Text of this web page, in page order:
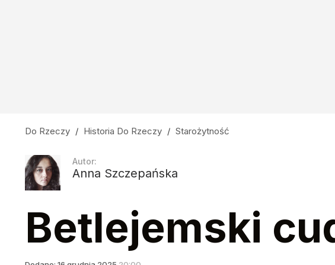
Do Rzeczy / Historia Do Rzeczy / Starożytność
Autor:
Anna Szczepańska
Betlejemski